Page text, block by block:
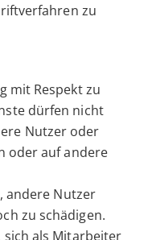
zu
mit Respekt zu
dürfen nicht
Nutzer oder
oder auf andere
andere Nutzer
zu schädigen.
sich als Mitarbeiter